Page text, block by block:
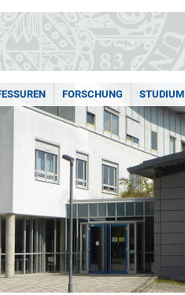
FORSCHUNG STUDIUM